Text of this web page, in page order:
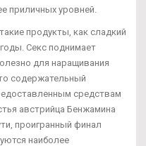
приличных уровней.
продукты, как сладкий
Секс поднимает
для наращивания
содержательный
средствам
австрийца Бенжамина
проигранный финал
наиболее